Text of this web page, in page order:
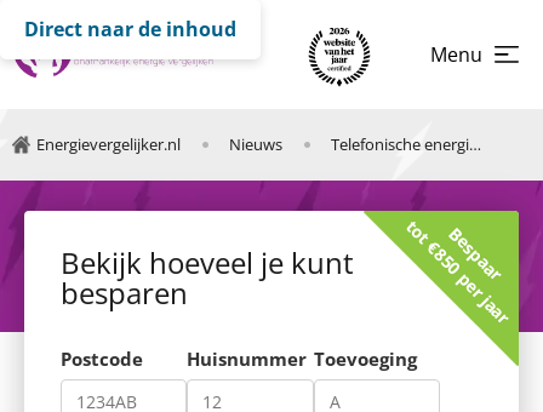
Direct naar de inhoud
Menu
Energievergelijker.nl Nieuws Telefonische energieverkoop verboden vanaf 1 juli 2026
Bekijk hoeveel je kunt
besparen
Bespaar
tot €850 per jaar
Postcode Huisnummer Toevoeging